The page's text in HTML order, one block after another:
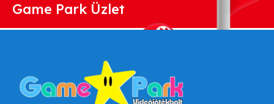
Game Park Üzlet